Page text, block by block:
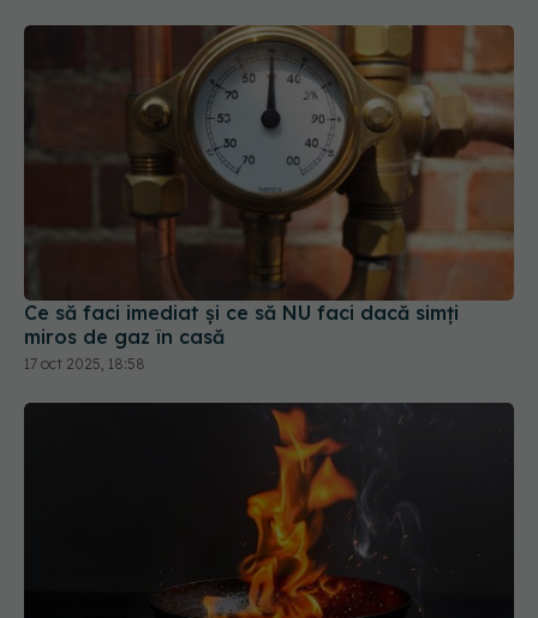
Ce să faci imediat și ce să NU faci dacă simți
miros de gaz în casă
Cum trebuie să stingi uleiul care a luat foc în
tigaie. Ce să nu faci niciodată